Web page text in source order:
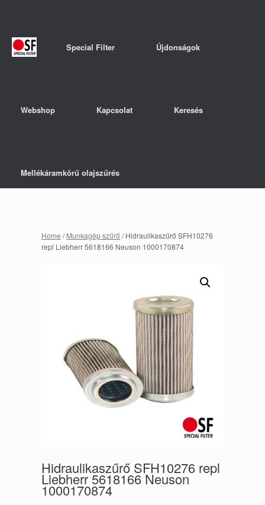
Special Filter Újdonságok
Webshop Kapcsolat Keresés
Mellékáramkörű olajszűrés
Home /Munkagép szűrő / Hidraulikaszűrő SFH10276
repl Liebherr 5618166 Neuson 1000170874
Hidraulikaszűrő SFH10276 repl
Liebherr 5618166 Neuson
1000170874